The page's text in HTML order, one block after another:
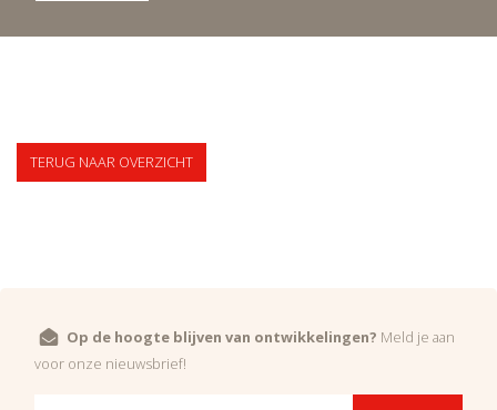
TERUG NAAR OVERZICHT
Op de hoogte blijven van ontwikkelingen? Meld je aan
voor onze nieuwsbrief!